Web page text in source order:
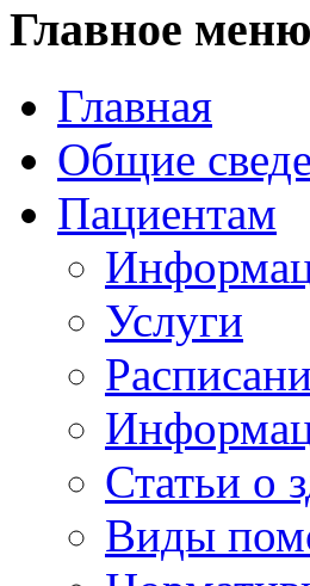
Главное меню
Главная
Общие
Пациентам
Услуги
Статьи о
Виды